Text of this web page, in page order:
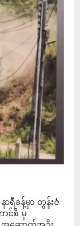
ရီခန့်မှာ တွန်းဇံ
င်စီ မှ